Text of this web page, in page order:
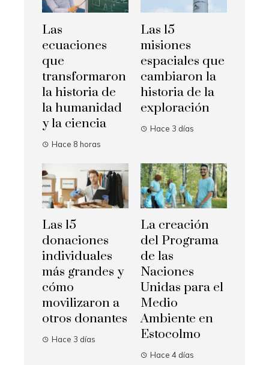
Las
ecuaciones
que
transformaron
la historia de
la humanidad
y la ciencia
Hace 8 horas
Las 15
misiones
espaciales que
cambiaron la
historia de la
exploración
Hace 3 días
Las 15
donaciones
individuales
más grandes y
cómo
movilizaron a
otros donantes
Hace 3 días
La creación
del Programa
de las
Naciones
Unidas para el
Medio
Ambiente en
Estocolmo
Hace 4 días